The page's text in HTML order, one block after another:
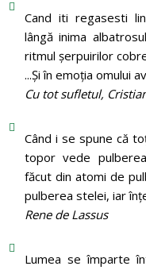
Cand iti regasesti
lângă inima
ritmul şerpuirilor
...Şi în emoţia omului
Cu tot sufletul,
Când i se spune că
topor vede
făcut din atomi de
pulberea stelei, iar
Rene de Lassus
Lumea se împarte